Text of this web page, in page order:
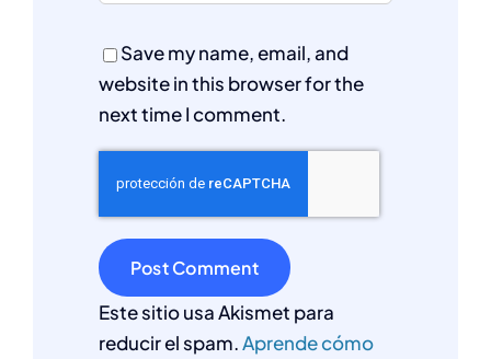
Save my name, email, and
website in this browser for the
next time I comment.
Este sitio usa Akismet para
reducir el spam.Aprende cómo